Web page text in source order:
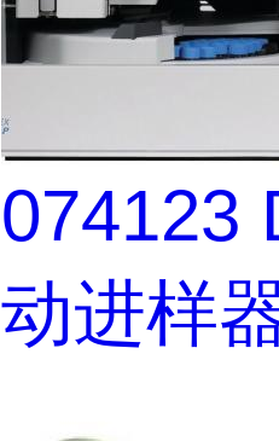
074123
动进样